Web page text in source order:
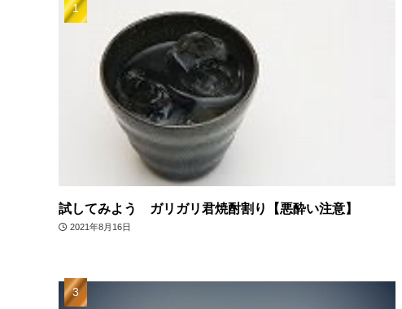
試してみよう ガリガリ君焼酎割り【悪酔い注意】
2021年8月16日